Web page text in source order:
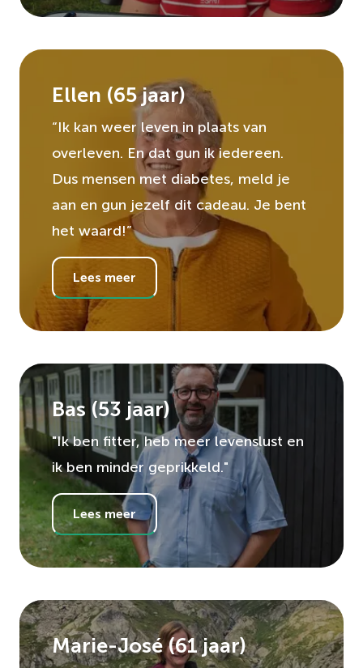
Ellen (65jaar)
“Ik kan weer leven in plaats van
overleven. En dat gun ik iedereen.
Dus mensen met diabetes, meld je
aan en gun jezelf dit cadeau. Je bent
het waard!”
Lees meer
Bas (53 jaar)
"Ik ben fitter, heb meer levenslust en
ik ben minder geprikkeld."
Lees meer
Marie-José (61jaar)